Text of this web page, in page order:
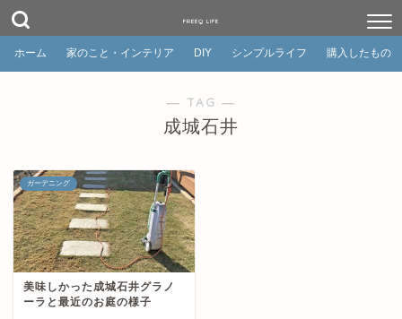
FREEQ LIFE
ホーム 家のこと・インテリア DIY シンプルライフ 購入したもの
― TAG ―
成城石井
ガーデニング
美味しかった成城石井グラノ
ーラと最近のお庭の様子